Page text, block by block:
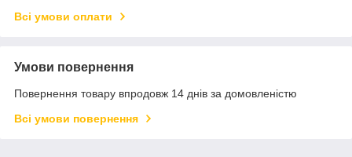
Всі умови оплати
Умови повернення
Повернення товару впродовж 14 днів за домовленістю
Всі умови повернення